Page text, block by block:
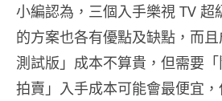
小編認為，三個入手樂視 TV
的方案也各有優點及缺點，而
測試版」成本不算貴，但需要
拍賣」入手成本可能會最便宜